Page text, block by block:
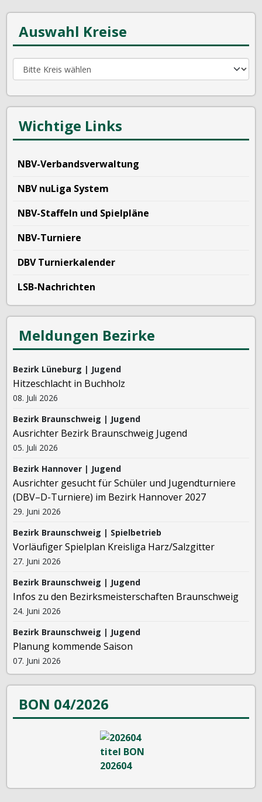
Auswahl Kreise
Wichtige Links
NBV-Verbandsverwaltung
NBV nuLiga System
NBV-Staffeln und Spielpläne
NBV-Turniere
DBV Turnierkalender
LSB-Nachrichten
Meldungen Bezirke
Bezirk Lüneburg | Jugend
Hitzeschlacht in Buchholz
08. Juli 2026
Bezirk Braunschweig | Jugend
Ausrichter Bezirk Braunschweig Jugend
05. Juli 2026
Bezirk Hannover | Jugend
Ausrichter gesucht für Schüler und Jugendturniere
(DBV–D-Turniere) im Bezirk Hannover 2027
29. Juni 2026
Bezirk Braunschweig | Spielbetrieb
Vorläufiger Spielplan Kreisliga Harz/Salzgitter
27. Juni 2026
Bezirk Braunschweig | Jugend
Infos zu den Bezirksmeisterschaften Braunschweig
24. Juni 2026
Bezirk Braunschweig | Jugend
Planung kommende Saison
07. Juni 2026
BON 04/2026